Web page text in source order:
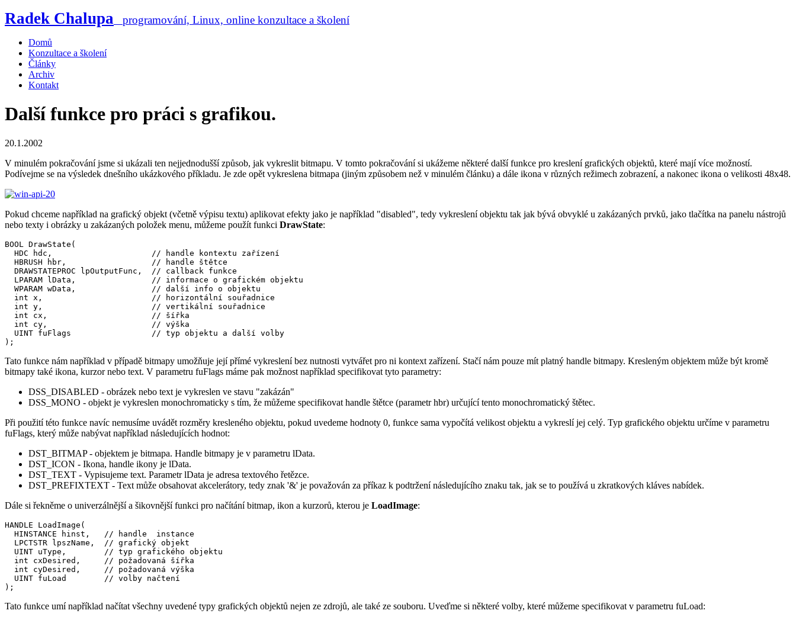
Radek Chalupa programování, Linux, online konzultace a školení
Domů
Konzultace a školení
Články
Archiv
Kontakt
Další funkce pro práci s grafikou.
20.1.2002
V minulém pokračování jsme si ukázali ten nejjednodušší způsob, jak vykreslit bitmapu. V tomto pokračování si ukážeme některé další funkce pro kreslení grafických objektů, které mají více možností.
Podívejme se na výsledek dnešního ukázkového příkladu. Je zde opět vykreslena bitmapa (jiným způsobem než v minulém článku) a dále ikona v různých režimech zobrazení, a nakonec ikona o velikosti 48x48.
Pokud chceme například na grafický objekt (včetně výpisu textu) aplikovat efekty jako je například "disabled", tedy vykreslení objektu tak jak bývá obvyklé u zakázaných prvků, jako tlačítka na panelu nástrojů
nebo texty i obrázky u zakázaných položek menu, můžeme použít funkci DrawState:
BOOL DrawState(
  HDC hdc,                     // handle kontextu zařízení
  HBRUSH hbr,                  // handle štětce
  DRAWSTATEPROC lpOutputFunc,  // callback funkce
  LPARAM lData,                // informace o grafickém objektu
  WPARAM wData,                // další info o objektu
  int x,                       // horizontální souřadnice
  int y,                       // vertikální souřadnice
  int cx,                      // šířka
  int cy,                      // výška
  UINT fuFlags                 // typ objektu a další volby
);
Tato funkce nám například v případě bitmapy umožňuje její přímé vykreslení bez nutnosti vytvářet pro ni kontext zařízení. Stačí nám pouze mít platný handle bitmapy. Kresleným objektem může být kromě
bitmapy také ikona, kurzor nebo text. V parametru fuFlags máme pak možnost například specifikovat tyto parametry:
DSS_DISABLED - obrázek nebo text je vykreslen ve stavu "zakázán"
DSS_MONO - objekt je vykreslen monochromaticky s tím, že můžeme specifikovat handle štětce (parametr hbr) určující tento monochromatický štětec.
Při použití této funkce navíc nemusíme uvádět rozměry kresleného objektu, pokud uvedeme hodnoty 0, funkce sama vypočítá velikost objektu a vykreslí jej celý. Typ grafického objektu určíme v parametru
fuFlags, který může nabývat například následujících hodnot:
DST_BITMAP - objektem je bitmapa. Handle bitmapy je v parametru lData.
DST_ICON - Ikona, handle ikony je lData.
DST_TEXT - Vypisujeme text. Parametr lData je adresa textového řetězce.
DST_PREFIXTEXT - Text může obsahovat akcelerátory, tedy znak '&' je považován za příkaz k podtržení následujícího znaku tak, jak se to používá u zkratkových kláves nabídek.
Dále si řekněme o univerzálnější a šikovnější funkci pro načítání bitmap, ikon a kurzorů, kterou je LoadImage:
HANDLE LoadImage(
  HINSTANCE hinst,   // handle  instance
  LPCTSTR lpszName,  // grafický objekt
  UINT uType,        // typ grafického objektu
  int cxDesired,     // požadovaná šířka
  int cyDesired,     // požadovaná výška
  UINT fuLoad        // volby načtení
);
Tato funkce umí například načítat všechny uvedené typy grafických objektů nejen ze zdrojů, ale také ze souboru. Uveďme si některé volby, které můžeme specifikovat v parametru fuLoad: